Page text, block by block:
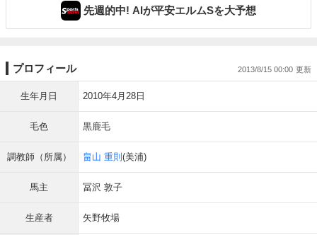
先週的中! AIが平安エルムSを大予想
プロフィール 2013/8/15 00:00
生年月日 2010年4月28日
毛色 黒鹿毛
調教師（所属） 畠山 重則 (美浦)
馬主 冨沢 敦子
生産者 矢野牧場